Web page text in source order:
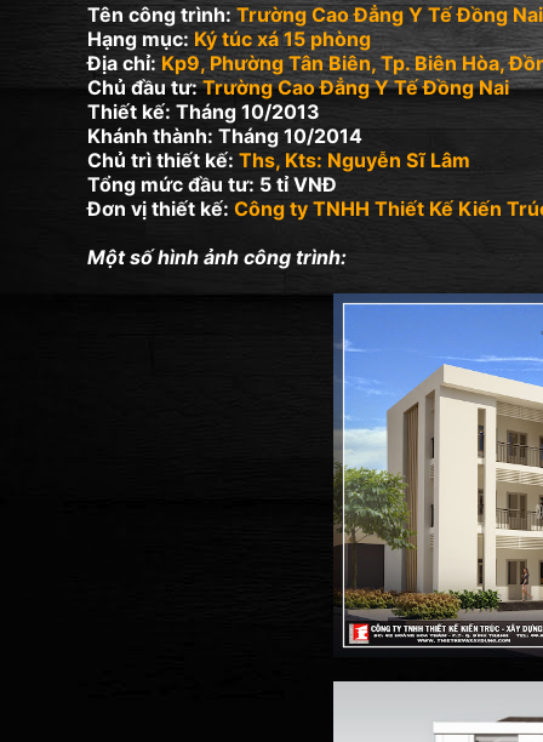
Tên công trình: Trường Cao Đẳng Y Tế Đồng Nai
Hạng mục: Ký túc xá 15 phòng
Địa chỉ: Kp9, Phường Tân Biên, Tp. Biên Hòa,
Chủ đầu tư:Trường Cao Đẳng Y Tế Đồng Nai
Thiết kế: Tháng 10/2013
Khánh thành: Tháng 10/2014
Chủ trì thiết kế: Ths, Kts: Nguyễn Sĩ Lâm
Tổng mức đầu tư: 5 tỉ VNĐ
Đơn vị thiết kế: Công ty TNHH Thiết Kế Kiến
Một số hình ảnh công trình: